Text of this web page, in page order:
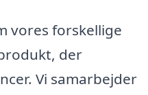
vores forskellige
der
Vi samarbejder